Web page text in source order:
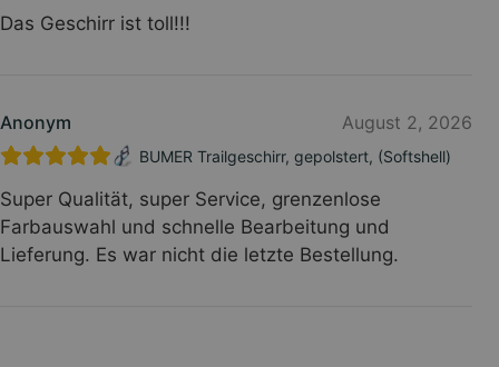
Das Geschirr ist toll!!!
Anonym August 2, 2026
BUMER Trailgeschirr, gepolstert, (Softshell)
Super Qualität, super Service, grenzenlose
Farbauswahl und schnelle Bearbeitung und
Lieferung. Es war nicht die letzte Bestellung.